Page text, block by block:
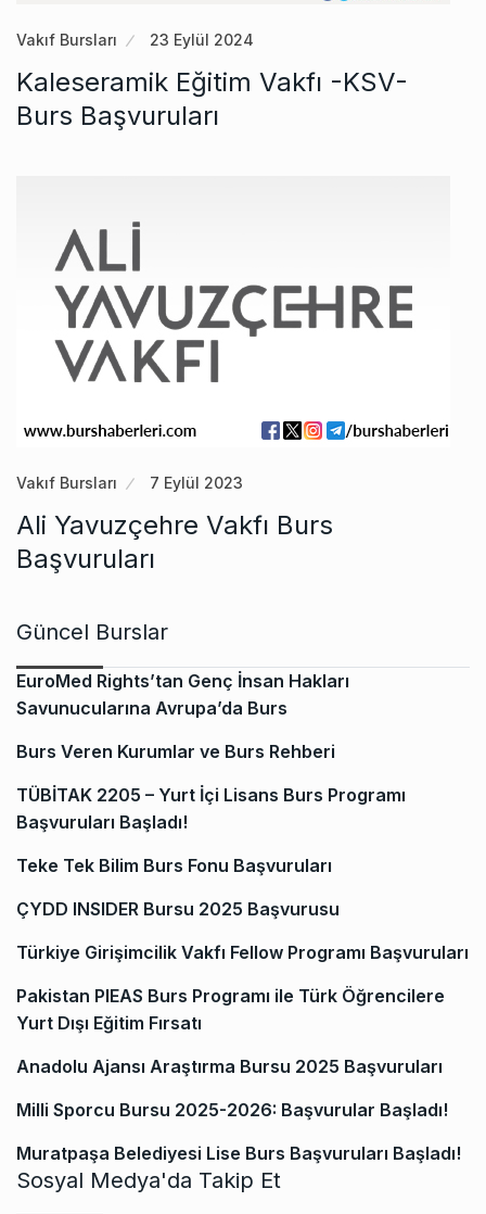
Vakıf Bursları 23 Eylül 2024
Kaleseramik Eğitim Vakfı -KSV-
Burs Başvuruları
Vakıf Bursları 7 Eylül 2023
Ali Yavuzçehre Vakfı Burs
Başvuruları
Güncel Burslar
EuroMed Rights’tan Genç İnsan Hakları
Savunucularına Avrupa’da Burs
Burs Veren Kurumlar ve Burs Rehberi
TÜBİTAK 2205 – Yurt İçi Lisans Burs Programı
Başvuruları Başladı!
Teke Tek Bilim Burs Fonu Başvuruları
ÇYDD INSIDER Bursu 2025 Başvurusu
Türkiye Girişimcilik Vakfı Fellow Programı Başvuruları
Pakistan PIEAS Burs Programı ile Türk Öğrencilere
Yurt Dışı Eğitim Fırsatı
Anadolu Ajansı Araştırma Bursu 2025 Başvuruları
Milli Sporcu Bursu 2025-2026: Başvurular Başladı!
Muratpaşa Belediyesi Lise Burs Başvuruları Başladı!
Sosyal Medya'da Takip Et